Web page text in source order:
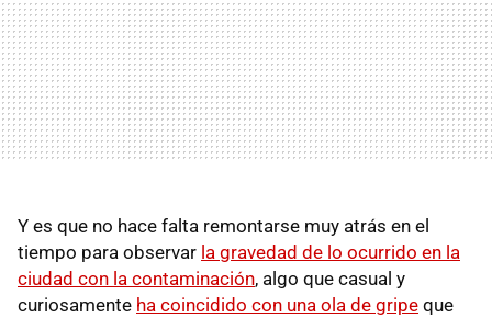
Y es que no hace falta remontarse muy atrás en el
tiempo para observar la gravedad de lo ocurrido en la
ciudad con la contaminación, algo que casual y
curiosamente ha coincidido con una ola de gripe que